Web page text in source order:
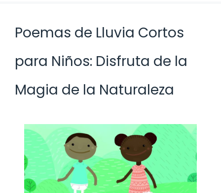
Poemas de Lluvia Cortos
para Niños: Disfruta de la
Magia de la Naturaleza